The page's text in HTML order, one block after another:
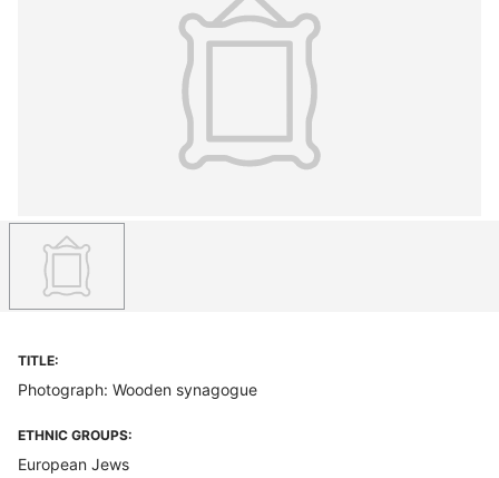
TITLE:
Photograph: Wooden synagogue
ETHNIC GROUPS:
European Jews